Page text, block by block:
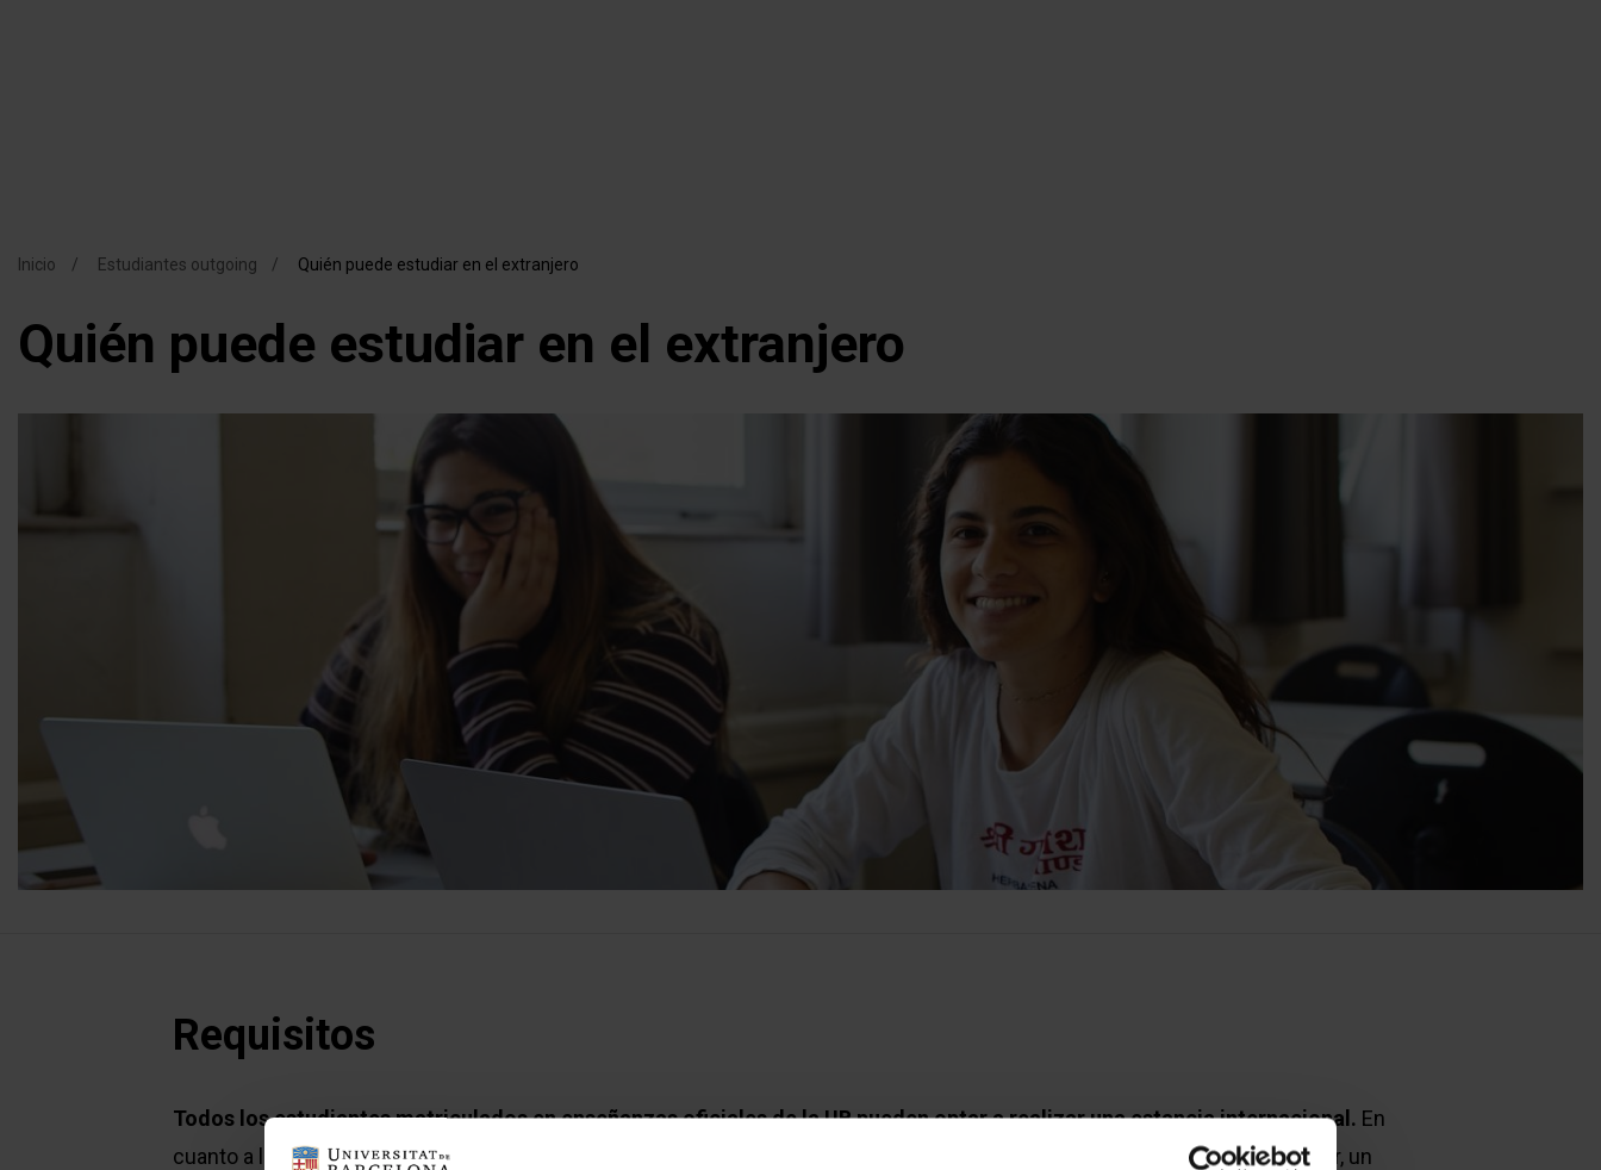
Ruta
de
navegación
Inicio Estudiantes outgoing Quién puede estudiar en el extranjero
Quién puede estudiar en el extranjero
Requisitos
Todos los estudiantes matriculados en enseñanzas oficiales de la UB pueden optar a realizar una estancia internacional. En
cuanto a los estudiantes de grado, se requiere que tengan un mínimo de 60 créditos superados, y los estudiantes de máster, un